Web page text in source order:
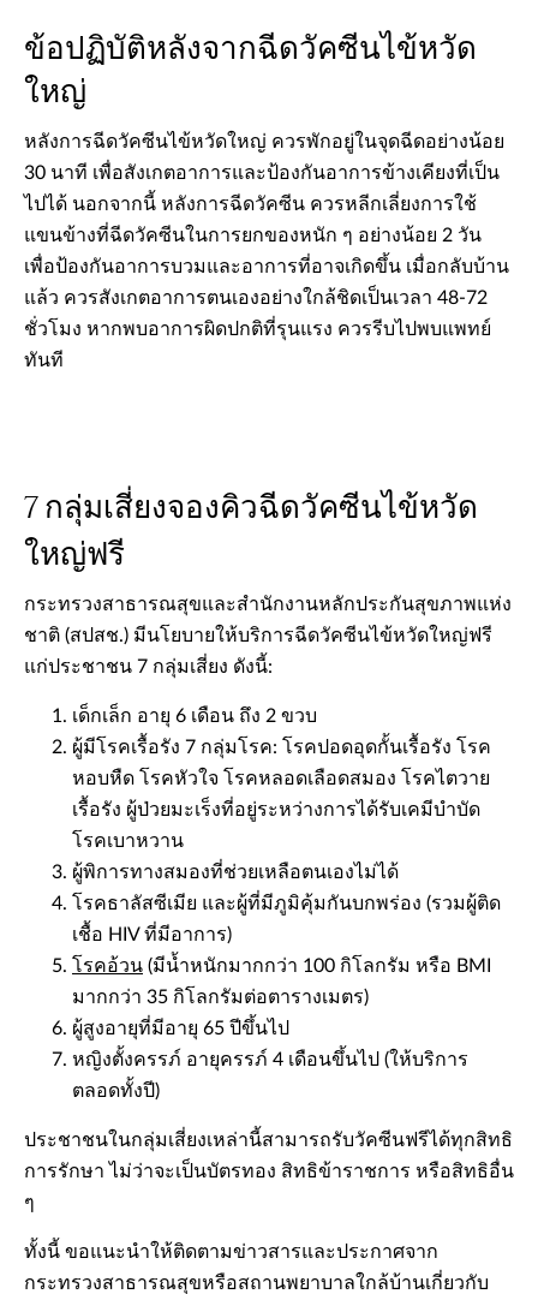
ข้อปฏิบัติหลังจากฉีดวัคซีนไข้หวัด
ใหญ่
หลังการฉีดวัคซีนไข้หวัดใหญ่ ควรพักอยู่ในจุดฉีดอย่างน้อย
30 นาที เพื่อสังเกตอาการและป้องกันอาการข้างเคียงที่เป็น
ไปได้ นอกจากนี้ หลังการฉีดวัคซีน ควรหลีกเลี่ยงการใช้
แขนข้างที่ฉีดวัคซีนในการยกของหนัก ๆ อย่างน้อย 2 วัน
เพื่อป้องกันอาการบวมและอาการที่อาจเกิดขึ้น เมื่อกลับบ้าน
แล้ว ควรสังเกตอาการตนเองอย่างใกล้ชิดเป็นเวลา 48-72
ชั่วโมง หากพบอาการผิดปกติที่รุนแรง ควรรีบไปพบแพทย์
ทันที
7 กลุ่มเสี่ยงจองคิวฉีดวัคซีนไข้หวัด
ใหญ่ฟรี
กระทรวงสาธารณสุขและสำนักงานหลักประกันสุขภาพแห่ง
ชาติ (สปสช.) มีนโยบายให้บริการฉีดวัคซีนไข้หวัดใหญ่ฟรี
แก่ประชาชน 7 กลุ่มเสี่ยง ดังนี้:
เด็กเล็ก อายุ 6 เดือน ถึง 2 ขวบ
ผู้มีโรคเรื้อรัง 7 กลุ่มโรค: โรคปอดอุดกั้นเรื้อรัง โรค
หอบหืด โรคหัวใจ โรคหลอดเลือดสมอง โรคไตวาย
เรื้อรัง ผู้ป่วยมะเร็งที่อยู่ระหว่างการได้รับเคมีบำบัด
โรคเบาหวาน
ผู้พิการทางสมองที่ช่วยเหลือตนเองไม่ได้
โรคธาลัสซีเมีย และผู้ที่มีภูมิคุ้มกันบกพร่อง (รวมผู้ติด
เชื้อ HIV ที่มีอาการ)
โรคอ้วน (มีน้ำหนักมากกว่า 100 กิโลกรัม หรือ BMI
มากกว่า 35 กิโลกรัมต่อตารางเมตร)
ผู้สูงอายุที่มีอายุ 65 ปีขึ้นไป
หญิงตั้งครรภ์ อายุครรภ์ 4 เดือนขึ้นไป (ให้บริการ
ตลอดทั้งปี)
ประชาชนในกลุ่มเสี่ยงเหล่านี้สามารถรับวัคซีนฟรีได้ทุกสิทธิ
การรักษา ไม่ว่าจะเป็นบัตรทอง สิทธิข้าราชการ หรือสิทธิอื่น
ๆ
ทั้งนี้ ขอแนะนำให้ติดตามข่าวสารและประกาศจาก
กระทรวงสาธารณสุขหรือสถานพยาบาลใกล้บ้านเกี่ยวกับ